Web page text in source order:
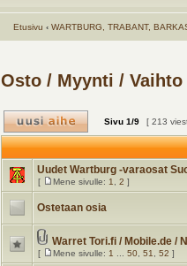
Etusivu ‹ WARTBURG, TRABANT,
Osto / Myynti / Vaihto
Sivu1/9 [ 213
Uudet Wartburg -varaosat
[ Mene sivulle: 1 ,2 ]
Ostetaan osia
Warret Tori.fi / Mobile.de /
[ Mene sivulle: 1 ...50 ,51 ,52 ]